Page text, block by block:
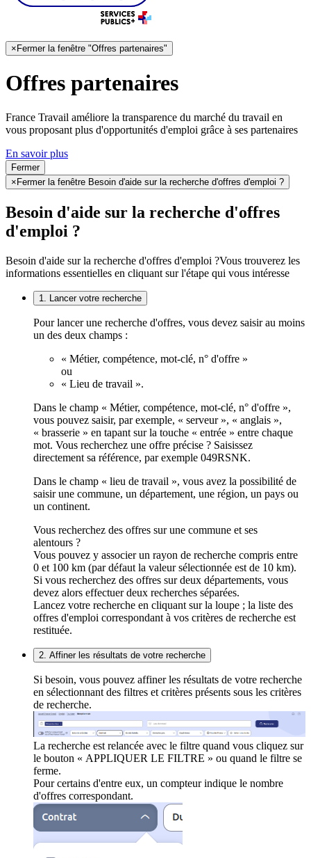
× Fermer la fenêtre "Offres partenaires"
Offres partenaires
France Travail améliore la transparence du marché du travail en
vous proposant plus d'opportunités d'emploi grâce à ses partenaires
En savoir plus
Fermer
×Fermer la fenêtre Besoin d'aide sur la recherche d'offres d'emploi ?
Besoin d'aide sur la recherche d'offres
d'emploi ?
Besoin d'aide sur la recherche d'offres d'emploi ?Vous trouverez les
informations essentielles en cliquant sur l'étape qui vous intéresse
1. Lancer votre recherche
Pour lancer une recherche d'offres, vous devez saisir au moins
un des deux champs :
« Métier, compétence, mot-clé, n° d'offre »
ou
« Lieu de travail ».
Dans le champ « Métier, compétence, mot-clé, n° d'offre »,
vous pouvez saisir, par exemple, « serveur », « anglais »,
« brasserie » en tapant sur la touche « entrée » entre chaque
mot. Vous recherchez une offre précise ? Saisissez
directement sa référence, par exemple 049RSNK.
Dans le champ « lieu de travail », vous avez la possibilité de
saisir une commune, un département, une région, un pays ou
un continent.
Vous recherchez des offres sur une commune et ses
alentours ?
Vous pouvez y associer un rayon de recherche compris entre
0 et 100 km (par défaut la valeur sélectionnée est de 10 km).
Si vous recherchez des offres sur deux départements, vous
devez alors effectuer deux recherches séparées.
Lancez votre recherche en cliquant sur la loupe ; la liste des
offres d'emploi correspondant à vos critères de recherche est
restituée.
2. Affiner les résultats de votre recherche
Si besoin, vous pouvez affiner les résultats de votre recherche
en sélectionnant des filtres et critères présents sous les critères
de recherche.
La recherche est relancée avec le filtre quand vous cliquez sur
le bouton « APPLIQUER LE FILTRE » ou quand le filtre se
ferme.
Pour certains d'entre eux, un compteur indique le nombre
d'offres correspondant.